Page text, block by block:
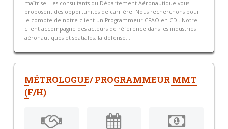
maîtrise. Les consultants du Département Aéronautique vous
proposent des opportunités de carrière. Nous recherchons pour
le compte de notre client un Programmeur CFAO en CDI. Notre
client accompagne des acteurs de référence dans les industries
aéronautiques et spatiales, la défense,...
MÉTROLOGUE/ PROGRAMMEUR MMT
(F/H)